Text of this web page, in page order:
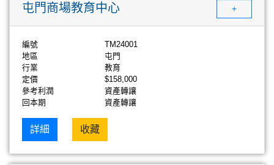
屯門商場教育中心 +
編號
TM24001
地區
屯門
行業
教育
定價
$158,000
參考利潤
資產轉讓
回本期
資產轉讓
詳細 收藏